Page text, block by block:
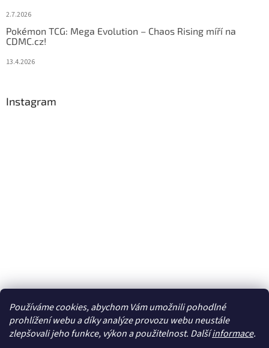
Používáme cookies, abychom Vám umožnili pohodlné
prohlížení webu a díky analýze provozu webu neustále
zlepšovali jeho funkce, výkon a použitelnost. Dalšíinformace.
2.7.2026
Pokémon TCG: Mega Evolution – Chaos Rising míří na
CDMC.cz!
13.4.2026
Instagram
Sledovat na Instagramu